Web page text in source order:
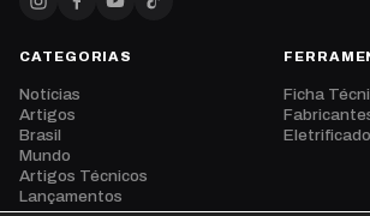
CATEGORIAS
Notícias
Artigos
Brasil
Mundo
Artigos Técnicos
Lançamentos
Ficha